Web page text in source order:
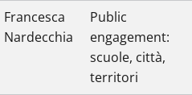
Francesca
Nardecchia
Public
engagement:
scuole, città,
territori